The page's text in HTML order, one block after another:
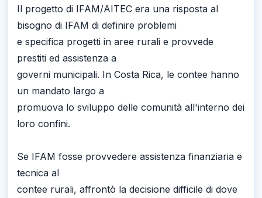
Il progetto di IFAM/AITEC era una risposta al
bisogno di IFAM di definire problemi
e specifica progetti in aree rurali e provvede
prestiti ed assistenza a
governi municipali. In Costa Rica, le contee hanno
un mandato largo a
promuova lo sviluppo delle comunità all'interno dei
loro confini.
Se IFAM fosse provvedere assistenza finanziaria e
tecnica al
contee rurali, affrontò la decisione difficile di dove